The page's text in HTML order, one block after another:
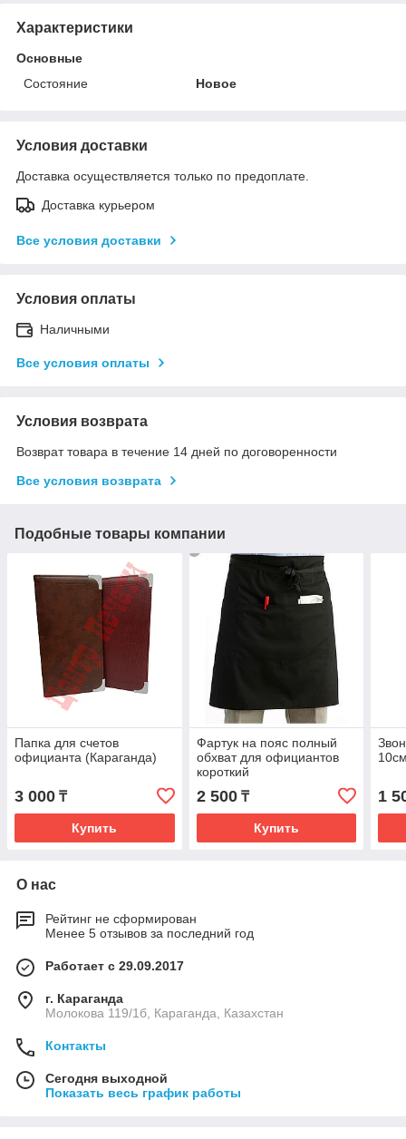
Характеристики
Основные
Состояние
Новое
Условия доставки
Доставка осуществляется только по предоплате.
Доставка курьером
Все условия доставки
Условия оплаты
Наличными
Все условия оплаты
Условия возврата
Возврат товара в течение 14 дней по договоренности
Все условия возврата
Подобные товары компании
Папка для счетов
официанта (Караганда)
3 000 ₸
Купить
Фартук на пояс полный
обхват для официантов
короткий
2 500₸
Купить
1
О нас
Рейтинг не сформирован
Менее 5 отзывов за последний год
Работает с 29.09.2017
г. Караганда
Молокова 119/1б, Караганда, Казахстан
Контакты
Сегодня выходной
Показать весь график работы